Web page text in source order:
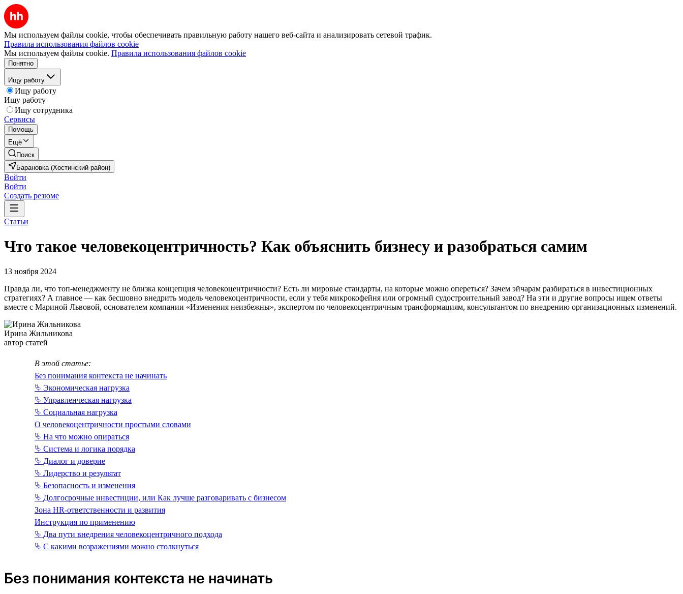
Мы используем файлы cookie, чтобы обеспечивать правильную работу нашего веб-сайта и анализировать сетевой трафик.
Правила использования файлов cookie
Мы используем файлы cookie. Правила использования файлов cookie
Понятно
Ищу работу
Ищу работу
Ищу работу
Ищу сотрудника
Сервисы
Помощь
Ещё
Поиск
Барановка (Хостинский район)
Войти
Войти
Создать резюме
Статьи
Что такое человеко­центричность? Как объяснить бизнесу и разобраться самим
13 ноября 2024
Правда ли, что топ-менеджменту не близка концепция человекоцентричности? Есть ли мировые стандарты, на которые можно опереться? Зачем эйчарам разбираться в инвестиционных
стратегиях? А главное — как бесшовно внедрить модель человекоцентричности, если у тебя микрокофейня или огромный судостроительный завод? На эти и другие вопросы ищем ответы
вместе с Мариной Львовой, основателем компании «Изменения неизбежны», экспертом по человекоцентричным трансформациям, консультантом по внедрению организационных изменений.
Ирина Жильникова
автор статей
В этой статье:
Без понимания контекста не начинать
⮱ Экономическая нагрузка
⮱ Управленческая нагрузка
⮱ Социальная нагрузка
О человекоцентричности простыми словами
⮱ На что можно опираться
⮱ Система и логика порядка
⮱ Диалог и доверие
⮱ Лидерство и результат
⮱ Безопасность и изменения
⮱ Долгосрочные инвестиции, или Как лучше разговаривать с бизнесом
Зона HR-ответственности и развития
Инструкция по применению
⮱ Два пути внедрения человекоцентричного подхода
⮱ С какими возражениями можно столкнуться
Без понимания контекста не начинать